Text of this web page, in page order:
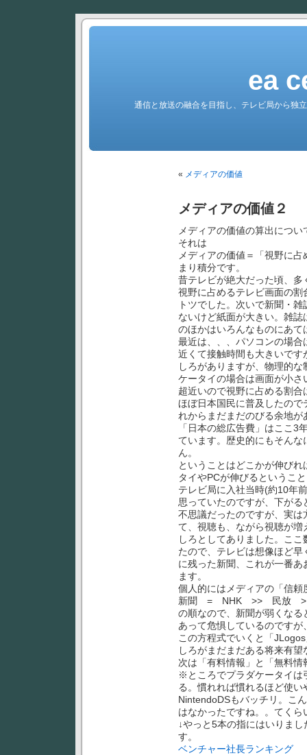
ea
通信と放送の融合を目指し、テレビ局から独
« メディアの価値
メディアの価値２
メディアの価値の算出につ
それは
メディアの価値＝「視野に
まり積分です。
昔テレビが絶大だった頃、
視野に占めるテレビ画面の
トツでした。次いで新聞・
ないけど紙面が大きい。雑
のほかはいろんなものにあて
最近は、、、パソコンの場
近くて接触時間も大きいで
しろがありますが、物理的
ケータイの場合は画面が小
超近いので視野に占める割
ほぼ日本国民に普及したの
れからまだまだのびる余地
「日本の総広告費」はここ3
ています。歴史的にもそん
ん。
ということはどこかが伸び
タイやPCが伸びるというこ
テレビ局に入社当時(約10年
思っていたのですが、下が
不思議だったのですが、実
て、視聴も、ながら視聴が
しろとしてありました。こ
たので、テレビは想像ほど
に残った新聞、これが一番
ます。
個人的にはメディアの「信
新聞 = NHK >> 民放
の順なので、新聞が弱くな
あって危惧しているのです
この方程式でいくと「
しろがまだまだある将来有
次は「有料情報」と「無料
※ところでプラダケータイは
る。慣れれば慣れるほど使
NintendoDSもバッチリ。こ
はなかったですね。。てくら
↓やっと5本の指にはいりま
す。
ベンチャー社長ランキング